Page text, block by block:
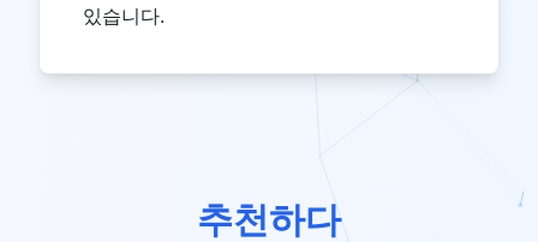
있습니다.
추천하다